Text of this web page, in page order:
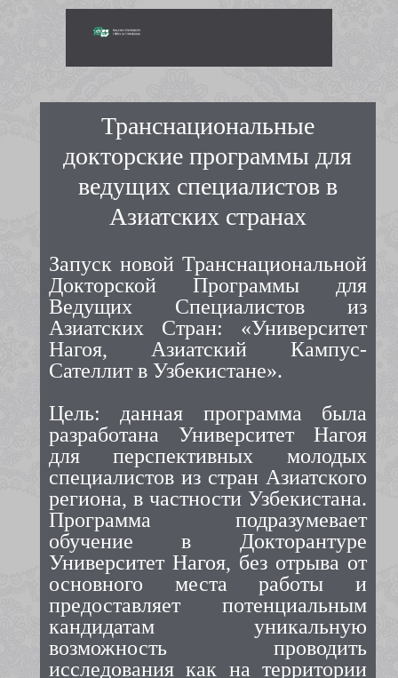
Транснациональные
докторские программы для
ведущих специалистов в
Азиатских странах
Запуск новой Транснациональной
Докторской Программы для
Ведущих Специалистов из
Азиатских Стран: «Университет
Нагоя, Азиатский Кампус-
Сателлит в Узбекистане».
Цель: данная программа была
разработана Университет Нагоя
для перспективных молодых
специалистов из стран Азиатского
региона, в частности Узбекистана.
Программа подразумевает
обучение в Докторантуре
Университет Нагоя, без отрыва от
основного места работы и
предоставляет потенциальным
кандидатам уникальную
возможность проводить
исследования как на территории